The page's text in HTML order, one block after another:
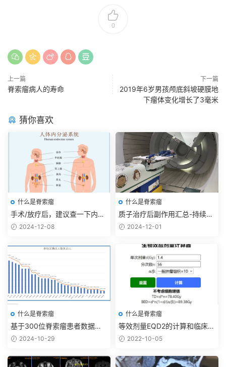
0
上一篇
脊索瘤病人的寿命
下一篇
2019年6岁男孩颅底斜坡硬膜地
下瘤体变化增长了3毫米
猜你喜欢
什么是脊索瘤
手术/放疗后，建议查一下内分
泌，目前数据还在收集中
2024-12-08
什么是脊索瘤
质子治疗后副作用汇总-持续更
新 2024-12-01
什么是脊索瘤
基于300位脊索瘤患者数据统
计 2024-10-29
什么是脊索瘤
等效剂量EQD2的计算和临床应
用 2022-10-05